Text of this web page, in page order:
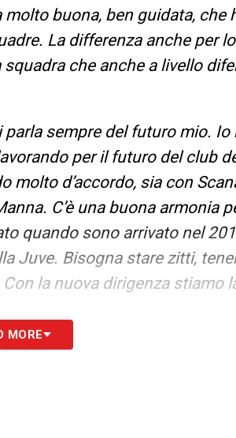
buona, ben guidata, che
La differenza anche per
che anche a livello
sempre del futuro mio. Io
per il futuro del club
molto d’accordo, sia con
C’è una buona armonia
quando sono arrivato nel
Juve. Bisogna stare zitti,
la nuova dirigenza stiamo
MORE